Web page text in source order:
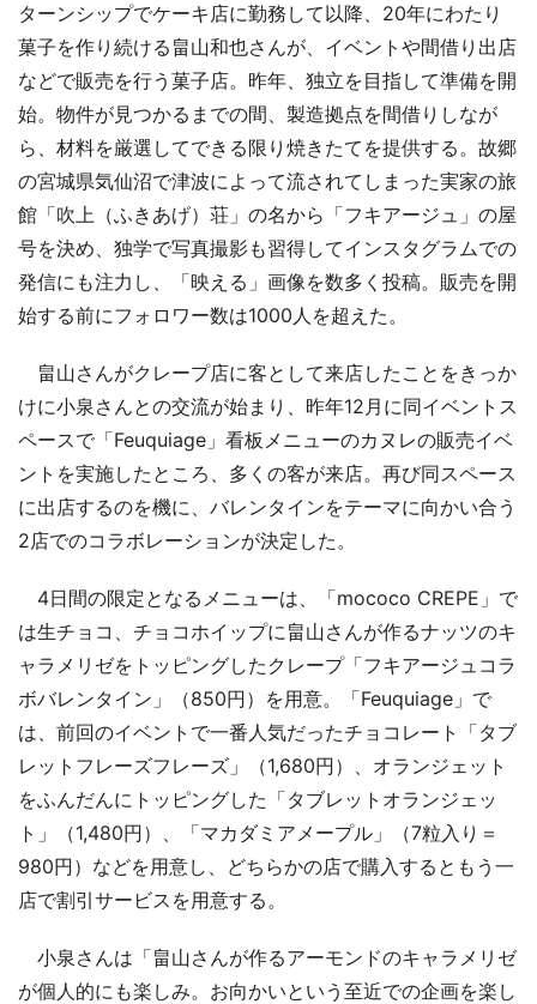
ターンシップでケーキ店に勤務して以降、20年にわたり
菓子を作り続ける畠山和也さんが、イベントや間借り出店
などで販売を行う菓子店。昨年、独立を目指して準備を開
始。物件が見つかるまでの間、製造拠点を間借りしなが
ら、材料を厳選してできる限り焼きたてを提供する。故郷
の宮城県気仙沼で津波によって流されてしまった実家の旅
館「吹上（ふきあげ）荘」の名から「フキアージュ」の屋
号を決め、独学で写真撮影も習得してインスタグラムでの
発信にも注力し、「映える」画像を数多く投稿。販売を開
始する前にフォロワー数は1000人を超えた。
畠山さんがクレープ店に客として来店したことをきっか
けに小泉さんとの交流が始まり、昨年12月に同イベントス
ペースで「Feuquiage」看板メニューのカヌレの販売イベ
ントを実施したところ、多くの客が来店。再び同スペース
に出店するのを機に、バレンタインをテーマに向かい合う
2店でのコラボレーションが決定した。
4日間の限定となるメニューは、「mococo CREPE」で
は生チョコ、チョコホイップに畠山さんが作るナッツのキ
ャラメリゼをトッピングしたクレープ「フキアージュコラ
ボバレンタイン」（850円）を用意。「Feuquiage」で
は、前回のイベントで一番人気だったチョコレート「タブ
レットフレーズフレーズ」（1,680円）、オランジェット
をふんだんにトッピングした「タブレットオランジェッ
ト」（1,480円）、「マカダミアメープル」（7粒入り＝
980円）などを用意し、どちらかの店で購入するともう一
店で割引サービスを用意する。
小泉さんは「畠山さんが作るアーモンドのキャラメリゼ
が個人的にも楽しみ。お向かいという至近での企画を楽し